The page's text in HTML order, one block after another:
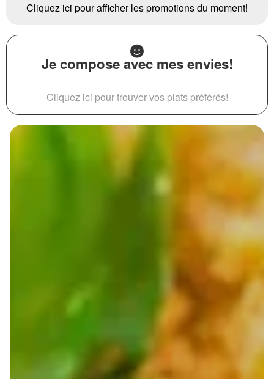
Cliquez ici pour afficher les promotions du moment!
Je compose avec mes envies!
Cliquez ici pour trouver vos plats préférés!